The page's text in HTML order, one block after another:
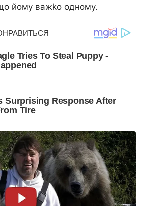
йому важkо одному.